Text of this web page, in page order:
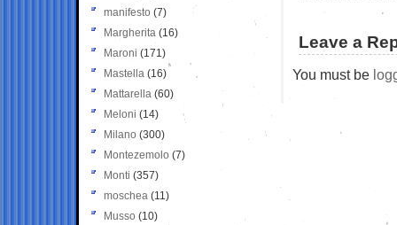
Leave a
You must be
manifesto (7)
Margherita (16)
Maroni (171)
Mastella (16)
Mattarella (60)
Meloni (14)
Milano (300)
Montezemolo (7)
Monti (357)
moschea (11)
Musso (10)